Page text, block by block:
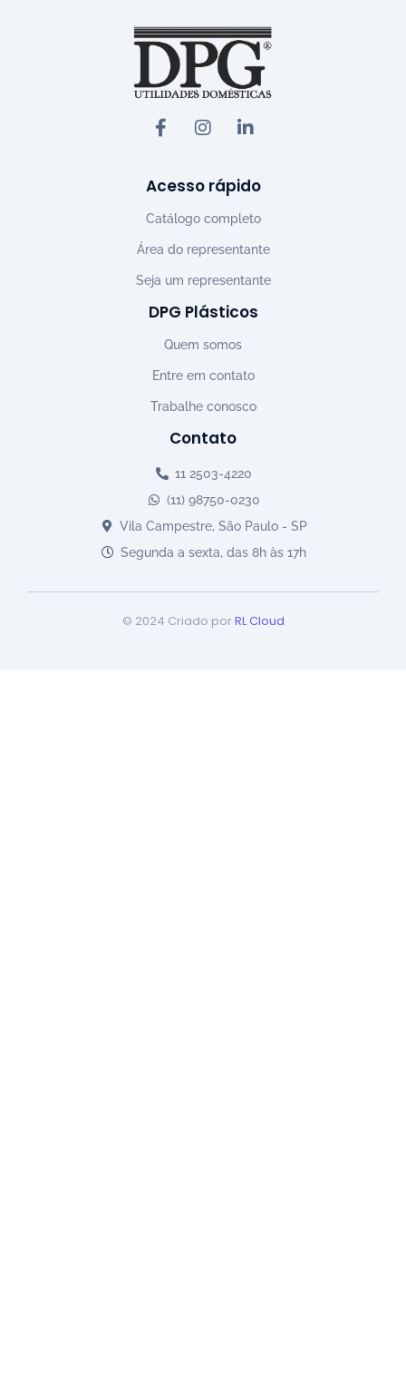
Acesso rápido
Catálogo completo
Área do representante
Seja um representante
DPG Plásticos
Quem somos
Entre em contato
Trabalhe conosco
Contato
11 2503-4220
(11) 98750-0230
Vila Campestre, São Paulo - SP
Segunda a sexta, das 8h às 17h
© 2024 Criado porRL Cloud